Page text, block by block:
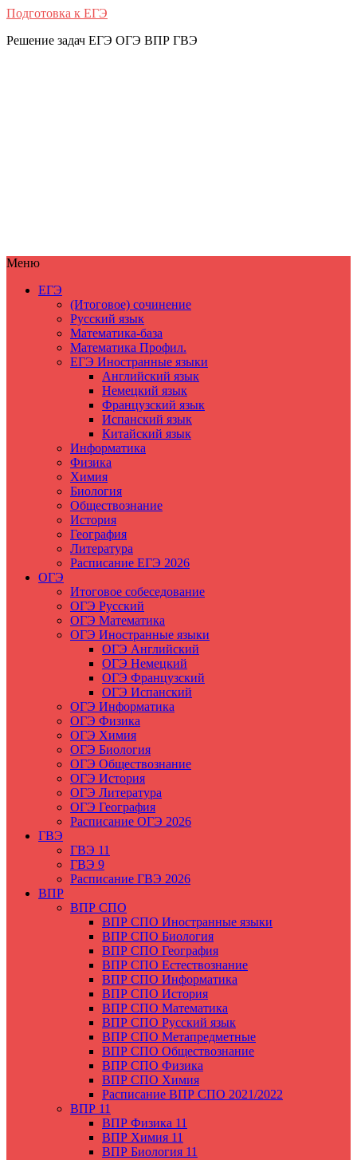
Подготовка к ЕГЭ
Решение задач ЕГЭ ОГЭ ВПР ГВЭ
Меню
ЕГЭ
(Итоговое) сочинение
Русский язык
Математика-база
Математика Профил.
ЕГЭ Иностранные языки
Английский язык
Немецкий язык
Французский язык
Испанский язык
Китайский язык
Информатика
Физика
Химия
Биология
Обществознание
История
География
Литература
Расписание ЕГЭ 2026
ОГЭ
Итоговое собеседование
ОГЭ Русский
ОГЭ Математика
ОГЭ Иностранные языки
ОГЭ Английский
ОГЭ Немецкий
ОГЭ Французский
ОГЭ Испанский
ОГЭ Информатика
ОГЭ Физика
ОГЭ Химия
ОГЭ Биология
ОГЭ Обществознание
ОГЭ История
ОГЭ Литература
ОГЭ География
Расписание ОГЭ 2026
ГВЭ
ГВЭ 11
ГВЭ 9
Расписание ГВЭ 2026
ВПР
ВПР СПО
ВПР СПО Иностранные языки
ВПР СПО Биология
ВПР СПО География
ВПР СПО Естествознание
ВПР СПО Информатика
ВПР СПО История
ВПР СПО Математика
ВПР СПО Русский язык
ВПР СПО Метапредметные
ВПР СПО Обществознание
ВПР СПО Физика
ВПР СПО Химия
Расписание ВПР СПО 2021/2022
ВПР 11
ВПР Физика 11
ВПР Химия 11
ВПР Биология 11